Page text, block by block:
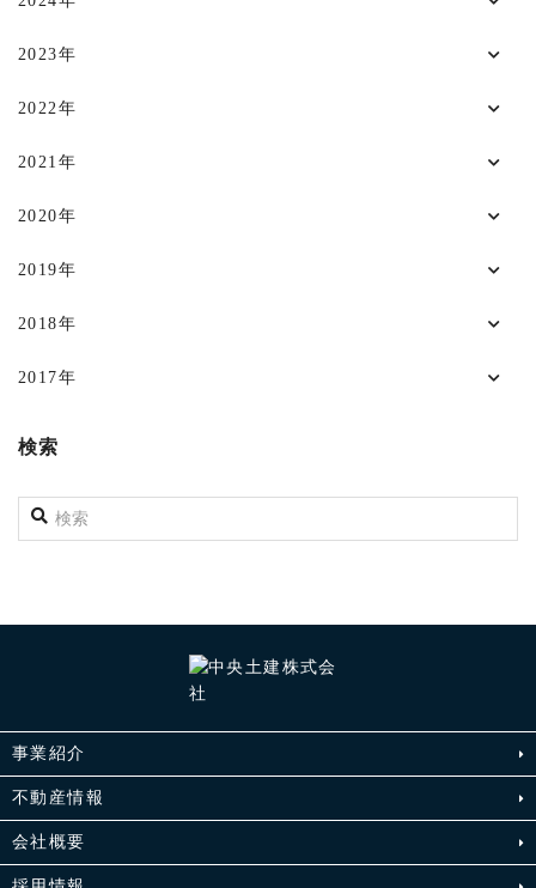
2023年
2022年
2021年
2020年
2019年
2018年
2017年
検索
事業紹介
不動産情報
会社概要